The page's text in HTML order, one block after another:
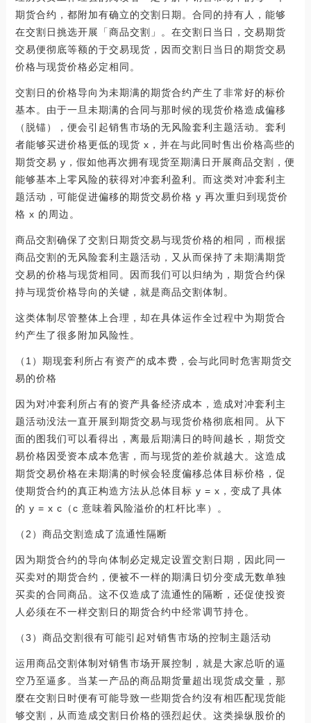
期货合约，都附加有确立的交割日期。合同的持有人，能够
在交割日挑选开展「商品交割」。在交割日当日，交易期货
交易便彻底等额的于交易现货，因而交割日当日的期货交易
价格与现货价格必定相同。
交割日的价格导向为未期满的期货合约产生了非常好的标价
基本。由于一旦未期满的合同与那时候的现货价格造成偏移
（脱锚），便会引起销售市场的无风险套利主题活动。套利
者能够买进价格更低的现货 x，并在与此同时售出价格高些的
期货交易 y，假如他再次拥有现货至期满日开展商品交割，便
能够基本上零风险的获得对冲套利盈利。而这类对冲套利主
题活动，可能促进偏移的期货交易价格 y 再次重归到现货价
格 x 的周边。
商品交割确保了交割日期货交易与现货价格的相同，而根据
商品交割的无风险套利主题活动，又从而保持了未期满期货
交易的价格与现货相同。因而我们可以归纳为，期货合约保
持与现货价格导向的关键，就是商品交割体制。
这类体制尽管整体上合理，却在具体运作全过程中为期货合
约产生了很多附加风险性。
（1）期现套利所占有资产的成本费，会与此同时危害期货交
易的价格
因为对冲套利所占有的资产具备经济成本，造成对冲套利主
题活动没法一直开展到期货交易与现货价格彻底相同。从下
面的图我们可以看得出，离最后期满日的時间越长，期货交
易价格因受资本成本危害，而与现货的差价就越大。这造成
期货交易价格在未期满的时候会轻度偏移总体目标价格，促
使期货合约的真正构造方法从总体目标 y = x，变成了具体
的 y = x c（c 意味着风险溢价的杠杆比率）。
（2）商品交割造成了流通性隔断
因为期货合约的导向体制必定规定设置交割日期，因此同一
买卖对的期货合约，便被不一样的期满日切分变成无数单独
买卖的合同商品。这不仅造成了流通性的隔断，还促使投资
人必须在不一样交割日的期货合约中经常调节持仓。
（3）商品交割很有可能引起对销售市场的控制主题活动
运用商品交割体制对销售市场开展控制，就是大家总听的逼
空乃至逼多。当某一产品的商品期货量超出现货成交量，那
麼在交割日时便有可能导致一些期货合约沒有相匹配现货能
够交割，从而造成交割日价格的强烈起伏。这类操纵股价的